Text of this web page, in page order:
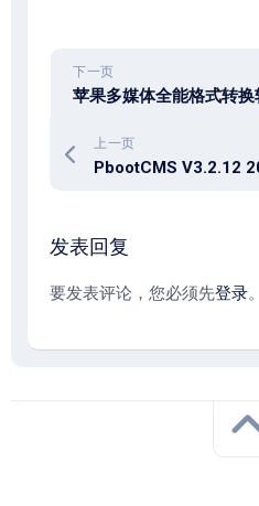
下一页
上一页
发表回复
要发表评论，您必须先登录。